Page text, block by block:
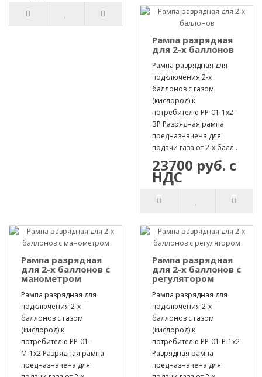
Рампа разрядная
для 2-х баллонов
Рампа разрядная для
подключения 2-х
баллонов с газом
(кислород) к
потребителю РР-01-1х2-
ЗР Разрядная рампа
предназначена для
подачи газа от 2-х балл..
23700 руб. с
НДС
Рампа разрядная
для 2-х баллонов с
манометром
Рампа разрядная для
подключения 2-х
баллонов с газом
(кислород) к
потребителю РР-01-
М-1х2 Разрядная рампа
предназначена для
Рампа разрядная
для 2-х баллонов с
регулятором
Рампа разрядная для
подключения 2-х
баллонов с газом
(кислород) к
потребителю РР-01-Р-1х2
Разрядная рампа
предназначена для